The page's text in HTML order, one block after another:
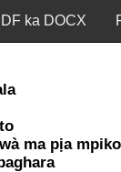
ka DOCX
ma pịa